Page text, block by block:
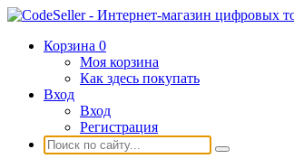
Корзина 0
Моя корзина
Как здесь покупать
Вход
Вход
Регистрация